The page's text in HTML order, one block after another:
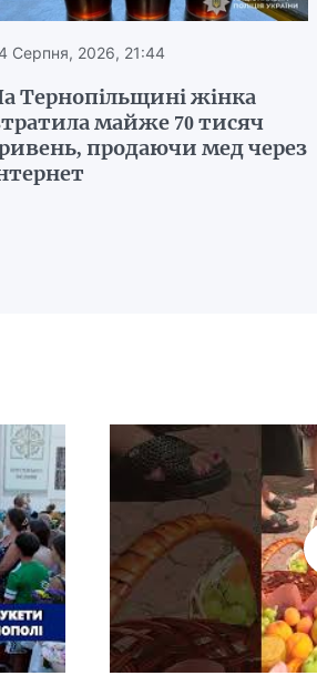
Серпня, 2026, 21:44
Тернопільщині жінка
майже 70 тисяч
продаючи мед через